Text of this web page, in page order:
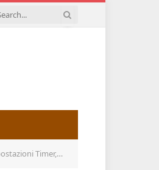
Con Telecomando